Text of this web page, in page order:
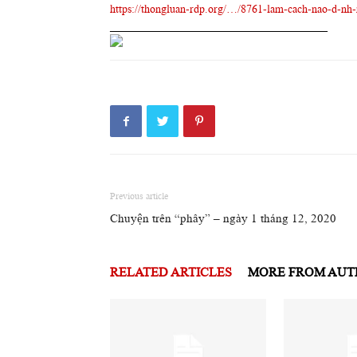
https://thongluan-rdp.org/…/8761-lam-cach-nao-d-
Previous article
Chuyện trên “phây” – ngày 1 tháng 12, 2020
RELATED ARTICLES MORE FROM